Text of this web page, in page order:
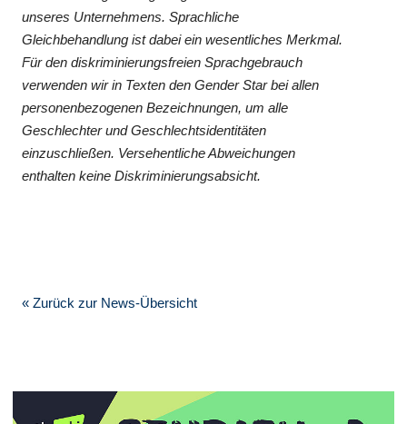
unseres Unternehmens. Sprachliche
Gleichbehandlung ist dabei ein wesentliches Merkmal.
Für den diskriminierungsfreien Sprachgebrauch
verwenden wir in Texten den Gender Star bei allen
personenbezogenen Bezeichnungen, um alle
Geschlechter und Geschlechtsidentitäten
einzuschließen. Versehentliche Abweichungen
enthalten keine Diskriminierungsabsicht.
« Zurück zur News-Übersicht